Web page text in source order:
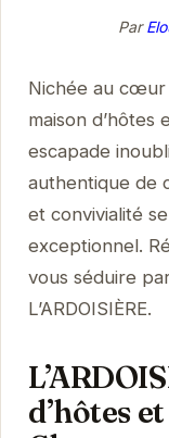
Par
Nichée au cœur
maison d’hôtes
escapade
authentique de
et convivialité
exceptionnel.
vous séduire
L’ARDOISIÈRE.
d’hôtes